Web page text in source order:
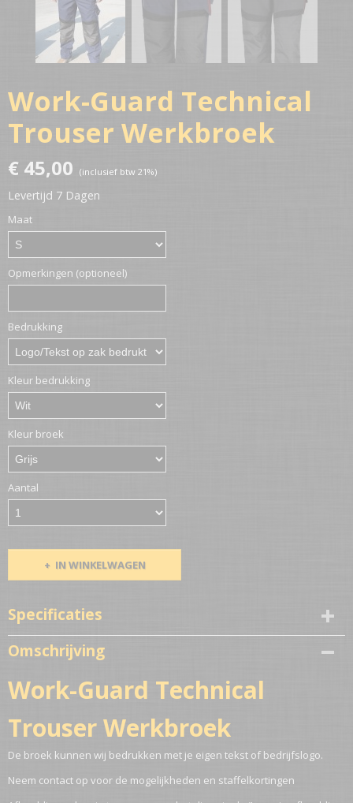
Work-Guard Technical
Trouser Werkbroek
€ 45,00 (inclusief btw 21%)
Levertijd 7 Dagen
Maat
Opmerkingen (optioneel)
Bedrukking
Kleur bedrukking
Kleur broek
Aantal
IN WINKELWAGEN
Specificaties
Productcode
786-10092
Netto gewicht
1,00 Kg
Omschrijving
Work-Guard Technical
Trouser Werkbroek
De broek kunnen wij bedrukken met je eigen tekst of bedrijfslogo.
Neem contact op voor de mogelijkheden en staffelkortingen